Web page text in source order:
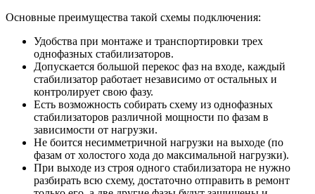
Основные преимущества такой схемы подключения:
Удобства при монтаже и транспортировки трех
однофазных стабилизаторов.
Допускается большой перекос фаз на входе, каждый
стабилизатор работает независимо от остальных и
контролирует свою фазу.
Есть возможность собирать схему из однофазных
стабилизаторов различной мощности по фазам в
зависимости от нагрузки.
Не боится несимметричной нагрузки на выходе (по
фазам от холостого хода до максимальной нагрузки).
При выходе из строя одного стабилизатора не нужно
разбирать всю схему, достаточно отправить в ремонт